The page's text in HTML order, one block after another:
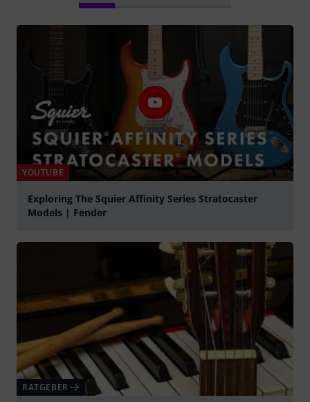
YOUTUBE
Exploring The Squier Affinity Series Stratocaster
Models | Fender
RATGEBER